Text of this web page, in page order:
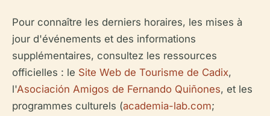
Pour connaître les derniers horaires, les mises à
jour d'événements et des informations
supplémentaires, consultez les ressources
officielles : le Site Web de Tourisme de Cadix,
l'Asociación Amigos de Fernando Quiñones, et les
programmes culturels (academia-lab.com;